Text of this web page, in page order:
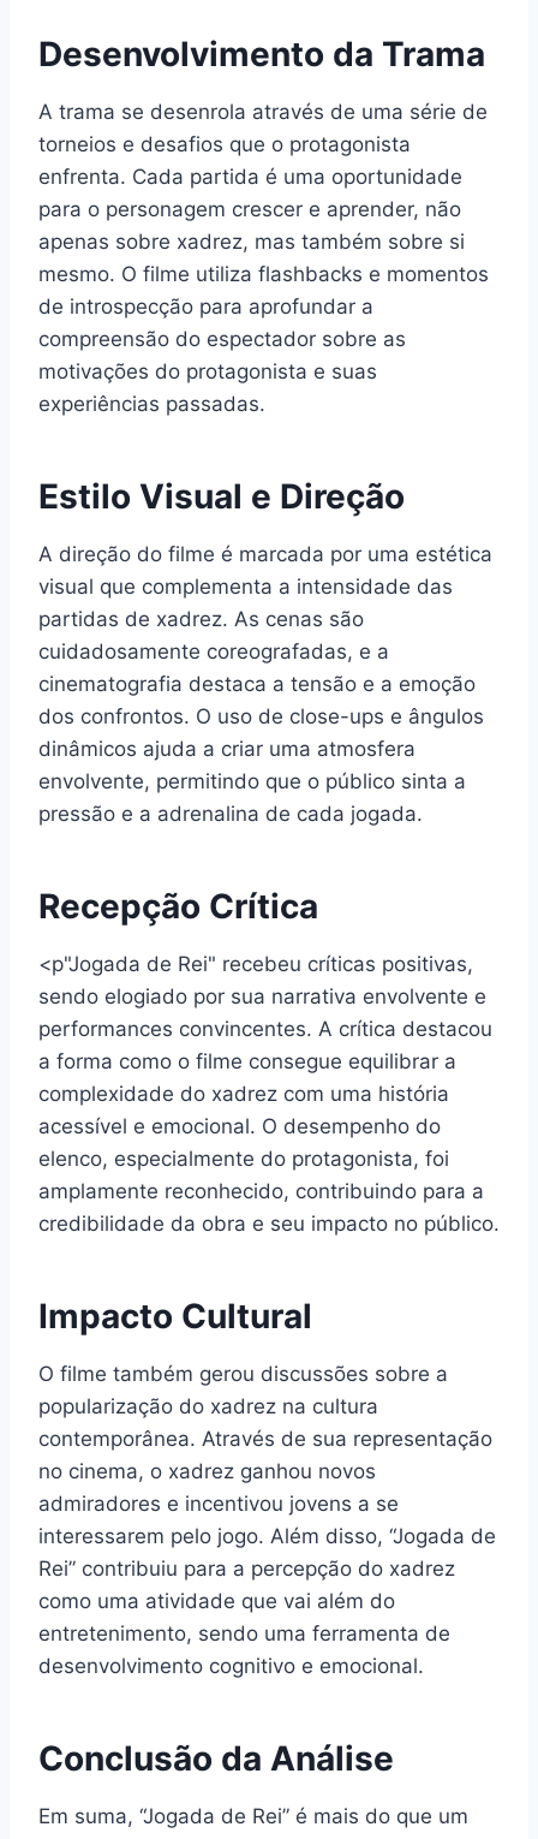
Desenvolvimento da Trama
A trama se desenrola através de uma série de
torneios e desafios que o protagonista
enfrenta. Cada partida é uma oportunidade
para o personagem crescer e aprender, não
apenas sobre xadrez, mas também sobre si
mesmo. O filme utiliza flashbacks e momentos
de introspecção para aprofundar a
compreensão do espectador sobre as
motivações do protagonista e suas
experiências passadas.
Estilo Visual e Direção
A direção do filme é marcada por uma estética
visual que complementa a intensidade das
partidas de xadrez. As cenas são
cuidadosamente coreografadas, e a
cinematografia destaca a tensão e a emoção
dos confrontos. O uso de close-ups e ângulos
dinâmicos ajuda a criar uma atmosfera
envolvente, permitindo que o público sinta a
pressão e a adrenalina de cada jogada.
Recepção Crítica
<p"Jogada de Rei" recebeu críticas positivas,
sendo elogiado por sua narrativa envolvente e
performances convincentes. A crítica destacou
a forma como o filme consegue equilibrar a
complexidade do xadrez com uma história
acessível e emocional. O desempenho do
elenco, especialmente do protagonista, foi
amplamente reconhecido, contribuindo para a
credibilidade da obra e seu impacto no público.
Impacto Cultural
O filme também gerou discussões sobre a
popularização do xadrez na cultura
contemporânea. Através de sua representação
no cinema, o xadrez ganhou novos
admiradores e incentivou jovens a se
interessarem pelo jogo. Além disso, “Jogada de
Rei” contribuiu para a percepção do xadrez
como uma atividade que vai além do
entretenimento, sendo uma ferramenta de
desenvolvimento cognitivo e emocional.
Conclusão da Análise
Em suma, “Jogada de Rei” é mais do que um